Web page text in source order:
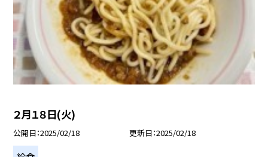
２月１８日(火)
公開日 2025/02/18 更新日 2025/02/18